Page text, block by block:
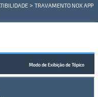
> TRAVAMENTO NOX APP
Modo de Exibição de Tópico